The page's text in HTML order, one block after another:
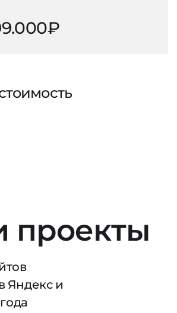
проекты
Яндекс и